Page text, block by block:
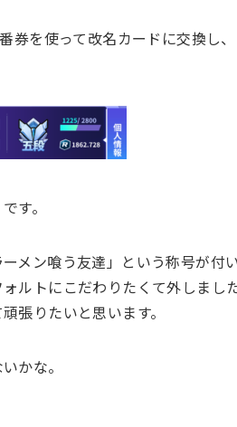
券を使って改名カードに交換し
す。
メン喰う友達」という称号が付
ルトにこだわりたくて外しまし
張りたいと思います。
かな。